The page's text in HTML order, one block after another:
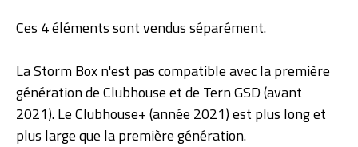
Ces 4 éléments sont vendus séparément.
La Storm Box n'est pas compatible avec la première
génération de Clubhouse et de Tern GSD (avant
2021). Le Clubhouse+ (année 2021) est plus long et
plus large que la première génération.